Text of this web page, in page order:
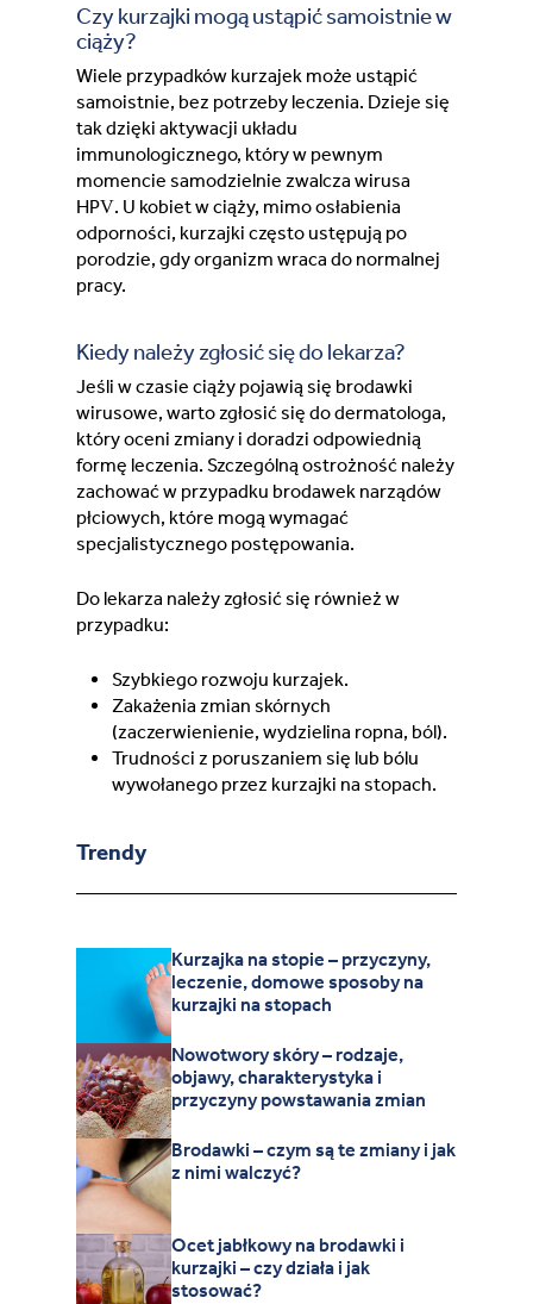
Czy kurzajki mogą ustąpić samoistnie w
ciąży?
Wiele przypadków kurzajek może ustąpić
samoistnie, bez potrzeby leczenia. Dzieje się
tak dzięki aktywacji układu
immunologicznego, który w pewnym
momencie samodzielnie zwalcza wirusa
HPV. U kobiet w ciąży, mimo osłabienia
odporności, kurzajki często ustępują po
porodzie, gdy organizm wraca do normalnej
pracy.
Kiedy należy zgłosić się do lekarza?
Jeśli w czasie ciąży pojawią się brodawki
wirusowe, warto zgłosić się do dermatologa,
który oceni zmiany i doradzi odpowiednią
formę leczenia. Szczególną ostrożność należy
zachować w przypadku brodawek narządów
płciowych, które mogą wymagać
specjalistycznego postępowania.
Do lekarza należy zgłosić się również w
przypadku:
Szybkiego rozwoju kurzajek.
Zakażenia zmian skórnych
(zaczerwienienie, wydzielina ropna, ból).
Trudności z poruszaniem się lub bólu
wywołanego przez kurzajki na stopach.
Trendy
Kurzajka na stopie – przyczyny,
leczenie, domowe sposoby na
kurzajki na stopach
Nowotwory skóry – rodzaje,
objawy, charakterystyka i
przyczyny powstawania zmian
Brodawki – czym są te zmiany i jak
z nimi walczyć?
Ocet jabłkowy na brodawki i
kurzajki – czy działa i jak
stosować?